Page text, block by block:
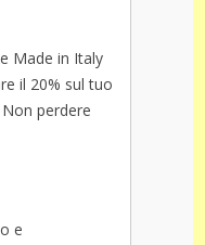
Made in Italy
il 20% sul tuo
perdere
e